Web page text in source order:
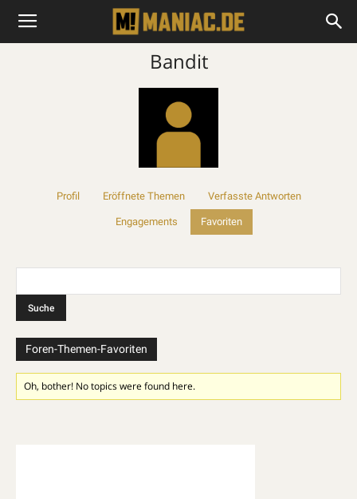
Bandit
Profil Eröffnete Themen Verfasste Antworten
Engagements Favoriten
Foren-Themen-Favoriten
Oh, bother! No topics were found here.